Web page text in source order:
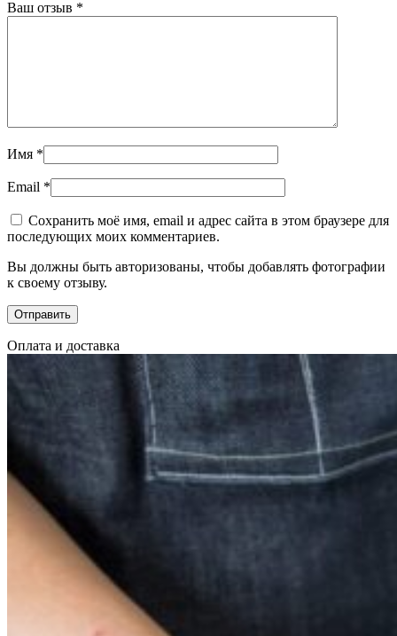
Ваш отзыв *
Имя *
Email *
Сохранить моё имя, email и адрес сайта в этом браузере для
последующих моих комментариев.
Вы должны быть авторизованы, чтобы добавлять фотографии
к своему отзыву.
Оплата и доставка